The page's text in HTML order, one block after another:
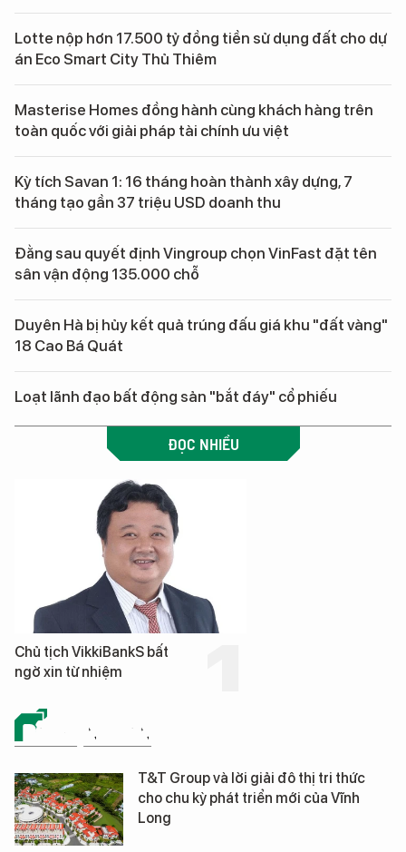
Lotte nộp hơn 17.500 tỷ đồng tiền sử dụng đất cho dự
án Eco Smart City Thủ Thiêm
Masterise Homes đồng hành cùng khách hàng trên
toàn quốc với giải pháp tài chính ưu việt
Kỳ tích Savan 1: 16 tháng hoàn thành xây dựng, 7
tháng tạo gần 37 triệu USD doanh thu
Đằng sau quyết định Vingroup chọn VinFast đặt tên
sân vận động 135.000 chỗ
Duyên Hà bị hủy kết quả trúng đấu giá khu "đất vàng"
18 Cao Bá Quát
Loạt lãnh đạo bất động sản "bắt đáy" cổ phiếu
ĐỌC NHIỀU
Chủ tịch VikkiBankS bất
ngờ xin từ nhiệm
BẤT ĐỘNG SẢN
T&T Group và lời giải đô thị tri thức
cho chu kỳ phát triển mới của Vĩnh
Long